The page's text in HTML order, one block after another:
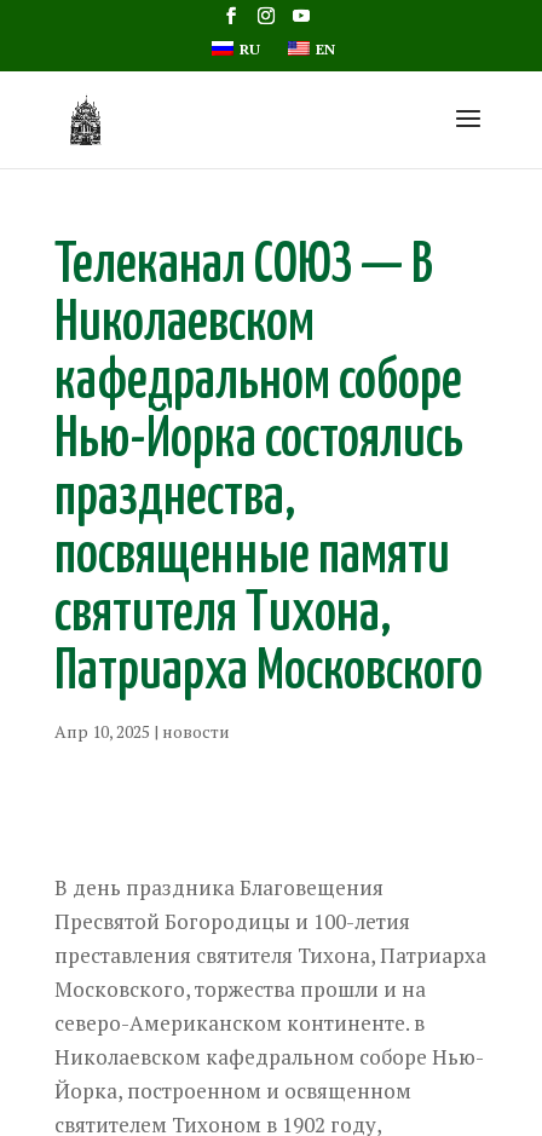
RU EN
Телеканал СОЮЗ — В
Николаевском
кафедральном соборе
Нью-Йорка состоялись
празднества,
посвященные памяти
святителя Тихона,
Патриарха Московского
Апр 10, 2025 | новости
В день праздника Благовещения
Пресвятой Богородицы и 100-летия
преставления святителя Тихона, Патриарха
Московского, торжества прошли и на
северо-Американском континенте. в
Николаевском кафедральном соборе Нью-
Йорка, построенном и освященном
святителем Тихоном в 1902 году,